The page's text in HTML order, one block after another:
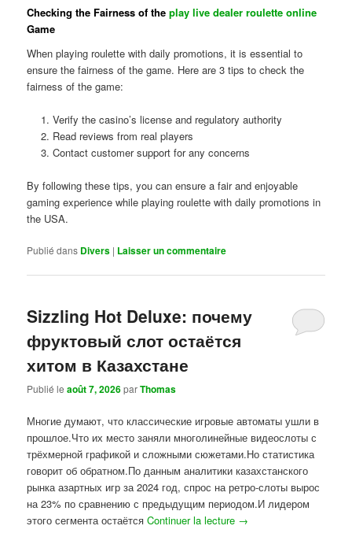
Checking the Fairness of theplay live dealer roulette online
Game
When playing roulette with daily promotions, it is essential to
ensure the fairness of the game. Here are 3 tips to check the
fairness of the game:
Verify the casino’s license and regulatory authority
Read reviews from real players
Contact customer support for any concerns
By following these tips, you can ensure a fair and enjoyable
gaming experience while playing roulette with daily promotions in
the USA.
Publié dans Divers | Laisser un commentaire
Sizzling Hot Deluxe: почему
фруктовый слот остаётся
хитом в Казахстане
Publié leaoût 7, 2026parThomas
Многие думают, что классические игровые автоматы ушли в
прошлое.Что их место заняли многолинейные видеослоты с
трёхмерной графикой и сложными сюжетами.Но статистика
говорит об обратном.По данным аналитики казахстанского
рынка азартных игр за 2024 год, спрос на ретро-слоты вырос
на 23% по сравнению с предыдущим периодом.И лидером
этого сегмента остаётсяContinuer la lecture →